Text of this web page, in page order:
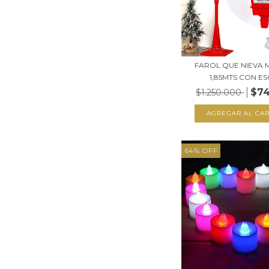
FAROL QUE NIEVA
1,85MTS CON
$1.250.000
64% OFF